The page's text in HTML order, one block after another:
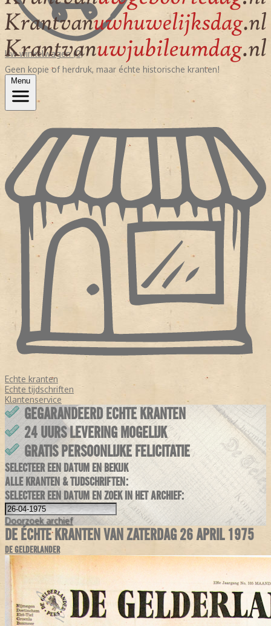
Uw winkelwagen (0)
Geen kopie of herdruk, maar échte historische kranten!
Menu
Echte kranten
Echte tijdschriften
Klantenservice
GEGARANDEERD ECHTE KRANTEN
24 UURS LEVERING MOGELIJK
GRATIS PERSOONLIJKE FELICITATIE
SELECTEER EEN DATUM EN BEKIJK
ALLE KRANTEN & TIJDSCHRIFTEN:
SELECTEER EEN DATUM EN ZOEK IN HET ARCHIEF:
Doorzoek archief
DE ÉCHTE KRANTEN VAN ZATERDAG 26 APRIL 1975
DE GELDERLANDER